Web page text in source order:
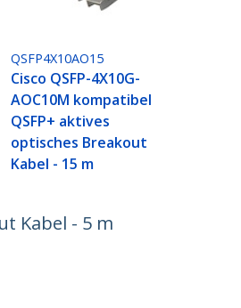
QSFP4X10AO15
Cisco QSFP-4X10G-
AOC10M kompatibel
QSFP+ aktives
optisches Breakout
Kabel - 15 m
Kabel - 5 m